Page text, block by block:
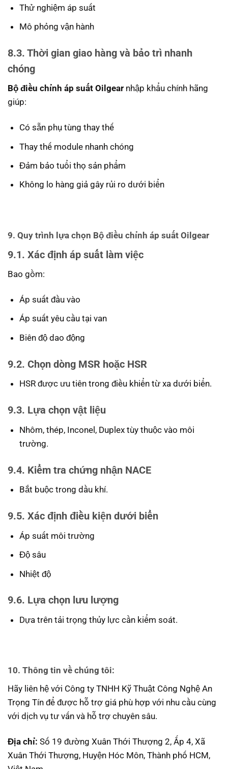
Thử nghiệm áp suất
Mô phỏng vận hành
8.3. Thời gian giao hàng và bảo trì nhanh
chóng
Bộ điều chỉnh áp suất Oilgear nhập khẩu chính hãng
giúp:
Có sẵn phụ tùng thay thế
Thay thế module nhanh chóng
Đảm bảo tuổi thọ sản phẩm
Không lo hàng giả gây rủi ro dưới biển
9. Quy trình lựa chọn Bộ điều chỉnh áp suất Oilgear
9.1. Xác định áp suất làm việc
Bao gồm:
Áp suất đầu vào
Áp suất yêu cầu tại van
Biên độ dao động
9.2. Chọn dòng MSR hoặc HSR
HSR được ưu tiên trong điều khiển từ xa dưới biển.
9.3. Lựa chọn vật liệu
Nhôm, thép, Inconel, Duplex tùy thuộc vào môi
trường.
9.4. Kiểm tra chứng nhận NACE
Bắt buộc trong dầu khí.
9.5. Xác định điều kiện dưới biển
Áp suất môi trường
Độ sâu
Nhiệt độ
9.6. Lựa chọn lưu lượng
Dựa trên tải trọng thủy lực cần kiểm soát.
10. Thông tin về chúng tôi:
Hãy liên hệ với Công ty TNHH Kỹ Thuật Công Nghệ An
Trọng Tín để được hỗ trợ giá phù hợp với nhu cầu cùng
với dịch vụ tư vấn và hỗ trợ chuyên sâu.
Địa chỉ: Số 19 đường Xuân Thới Thượng 2, Ấp 4, Xã
Xuân Thới Thượng, Huyện Hóc Môn, Thành phố HCM,